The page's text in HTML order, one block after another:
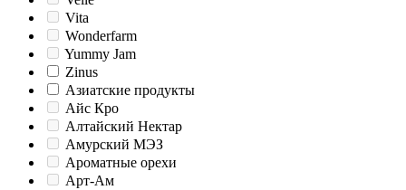
Vita
Wonderfarm
Yummy Jam
Zinus
Азиатские продукты
Айс Кро
Алтайский Нектар
Амурский МЭЗ
Ароматные орехи
Арт-Ам